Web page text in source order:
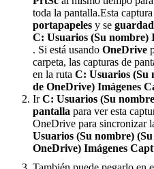
toda la pantalla.Esta
portapapeles y se
C: Usuarios (Su nombre)
. Si está usando OneDrive
carpeta, las capturas de
en la ruta C: Usuarios (Su
de OneDrive) Imágenes
IrC: Usuarios (Su
pantalla para ver esta
OneDrive para sincronizar
Usuarios (Su nombre)
OneDrive) Imágenes